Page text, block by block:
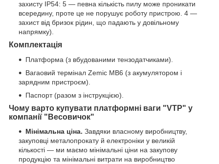
захисту IP54: 5 — певна кількість пилу може проникати
всередину, проте це не порушує роботу пристрою. 4 —
захист від бризок рідин, що падають у довільному
напрямку).
Комплектація
Платформа (з вбудованими тензодатчиками).
Вагаовий термінал Zemic MB6 (з акумулятором і
зарядним пристроєм).
Паспорт (разом з інструкцією).
Чому варто купувати платформні ваги "VTP" у
компанії "Весовичок"
Мінімальна ціна. Завдяки власному виробництву,
закуповці металопрокату й електроніки у великій
кількості — ми маємо мінімальні ціни на закупову
продукцію та мінімальні витрати на виробництво